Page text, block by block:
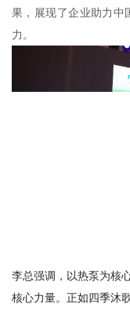
果，展现了企业助力中
力。
李总强调，以热泵为核
核心力量。正如四季沐